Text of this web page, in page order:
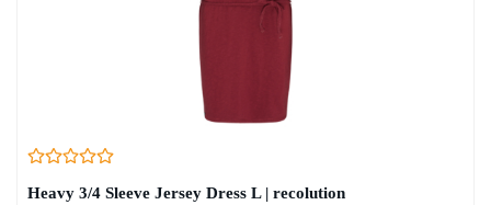
Heavy 3/4 Sleeve Jersey Dress L | recolution